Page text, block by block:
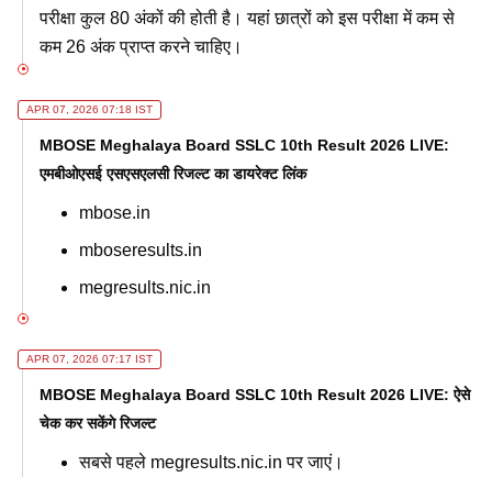
परीक्षा कुल 80 अंकों की होती है। यहां छात्रों को इस परीक्षा में कम से
कम 26 अंक प्राप्त करने चाहिए।
APR 07, 2026 07:18 IST
MBOSE Meghalaya Board SSLC 10th Result 2026 LIVE:
एमबीओएसई एसएसएलसी रिजल्ट का डायरेक्ट लिंक
mbose.in
mboseresults.in
megresults.nic.in
APR 07, 2026 07:17 IST
MBOSE Meghalaya Board SSLC 10th Result 2026 LIVE: ऐसे
चेक कर सकेंगे रिजल्ट
सबसे पहले megresults.nic.in पर जाएं।